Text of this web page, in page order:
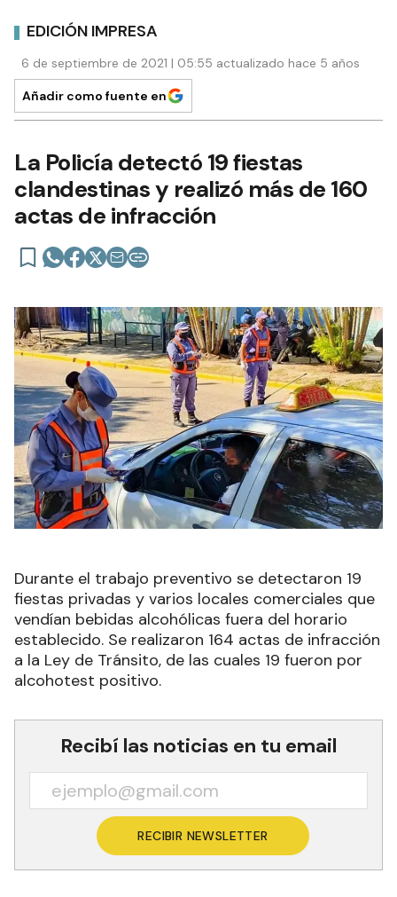
EDICIÓN IMPRESA
6 de septiembre de 2021 | 05:55 actualizado hace 5 años
Añadir como fuente en
La Policía detectó 19 fiestas
clandestinas y realizó más de 160
actas de infracción
Durante el trabajo preventivo se detectaron 19
fiestas privadas y varios locales comerciales que
vendían bebidas alcohólicas fuera del horario
establecido. Se realizaron 164 actas de infracción
a la Ley de Tránsito, de las cuales 19 fueron por
alcohotest positivo.
Recibí las noticias en tu email
RECIBIR NEWSLETTER